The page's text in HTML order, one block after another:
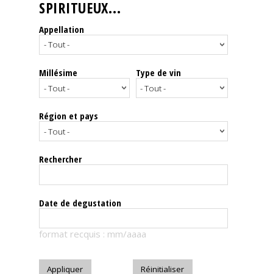
Nos
Spiritueux
Notes
dégustation
Le
magazine
Télécharger
SPIRITUEUX...
Appellation
Millésime Type de vin
Région et pays
Rechercher
Date de degustation
format recquis : mm/aaaa